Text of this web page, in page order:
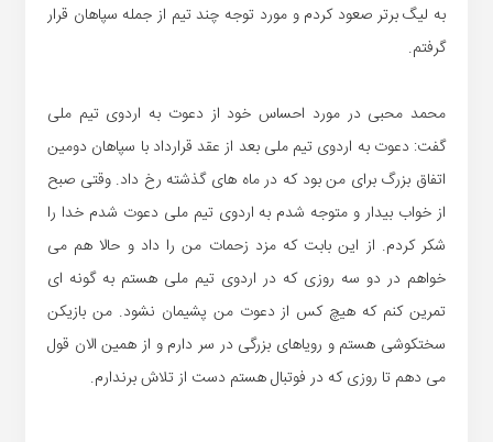
به لیگ برتر صعود کردم و مورد توجه چند تیم از جمله سپاهان قرار
گرفتم.
محمد محبی در مورد احساس خود از دعوت به اردوی تیم ملی
گفت: دعوت به اردوی تیم ملی بعد از عقد قرارداد با سپاهان دومین
اتفاق بزرگ برای من بود که در ماه های گذشته رخ داد. وقتی صبح
از خواب بیدار و متوجه شدم به اردوی تیم ملی دعوت شدم خدا را
شکر کردم. از این بابت که مزد زحمات من را داد و حالا هم می
خواهم در دو سه روزی که در اردوی تیم ملی هستم به گونه ای
تمرین کنم که هیچ کس از دعوت من پشیمان نشود. من بازیکن
سختکوشی هستم و رویاهای بزرگی در سر دارم و از همین الان قول
می دهم تا روزی که در فوتبال هستم دست از تلاش برندارم.